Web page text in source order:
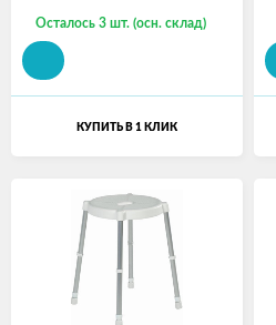
Осталось 3 шт. (осн. склад)
КУПИТЬ В 1 КЛИК